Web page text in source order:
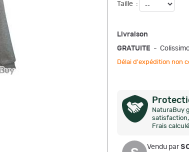
Taille :
Livraison
GRATUITE -
Délai d'expédition non
NaturaBuy
Frais
Vendu par